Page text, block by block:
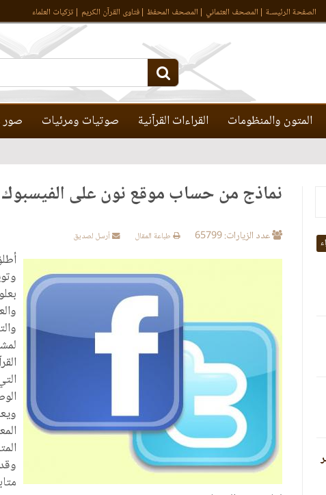
الصفحة الرئيسـة المصحف العثماني المصحف المحفظ فتاوى القرآن الكريم تزكيات العلماء
المتون والمنظومات القراءات القرآنية صوتيات ومرئيات
نماذج من حساب موقع نون على الفيسبوك
عدد الزيارات: 65799 طباعة المقال أرسل لصديق